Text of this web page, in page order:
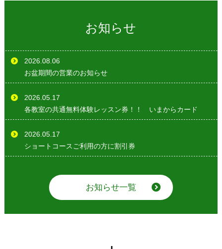
お知らせ
2026.08.06
お盆期間の営業のお知らせ
2026.05.17
各教室の共通無料体験レッスン券！！ いまからカード
2026.05.17
ショートコースご利用の方に割引券
お知らせ一覧